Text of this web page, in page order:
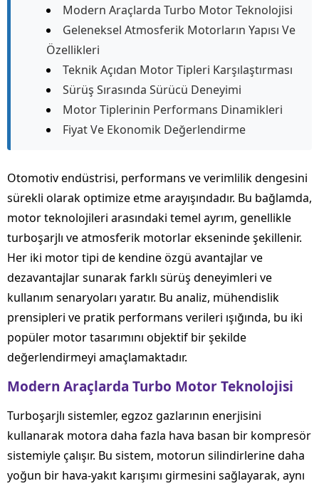
Modern Araçlarda Turbo Motor Teknolojisi
Geleneksel Atmosferik Motorların Yapısı Ve
Özellikleri
Teknik Açıdan Motor Tipleri Karşılaştırması
Sürüş Sırasında Sürücü Deneyimi
Motor Tiplerinin Performans Dinamikleri
Fiyat Ve Ekonomik Değerlendirme
Otomotiv endüstrisi, performans ve verimlilik dengesini
sürekli olarak optimize etme arayışındadır. Bu bağlamda,
motor teknolojileri arasındaki temel ayrım, genellikle
turboşarjlı ve atmosferik motorlar ekseninde şekillenir.
Her iki motor tipi de kendine özgü avantajlar ve
dezavantajlar sunarak farklı sürüş deneyimleri ve
kullanım senaryoları yaratır. Bu analiz, mühendislik
prensipleri ve pratik performans verileri ışığında, bu iki
popüler motor tasarımını objektif bir şekilde
değerlendirmeyi amaçlamaktadır.
Modern Araçlarda Turbo Motor Teknolojisi
Turboşarjlı sistemler, egzoz gazlarının enerjisini
kullanarak motora daha fazla hava basan bir kompresör
sistemiyle çalışır. Bu sistem, motorun silindirlerine daha
yoğun bir hava-yakıt karışımı girmesini sağlayarak, aynı